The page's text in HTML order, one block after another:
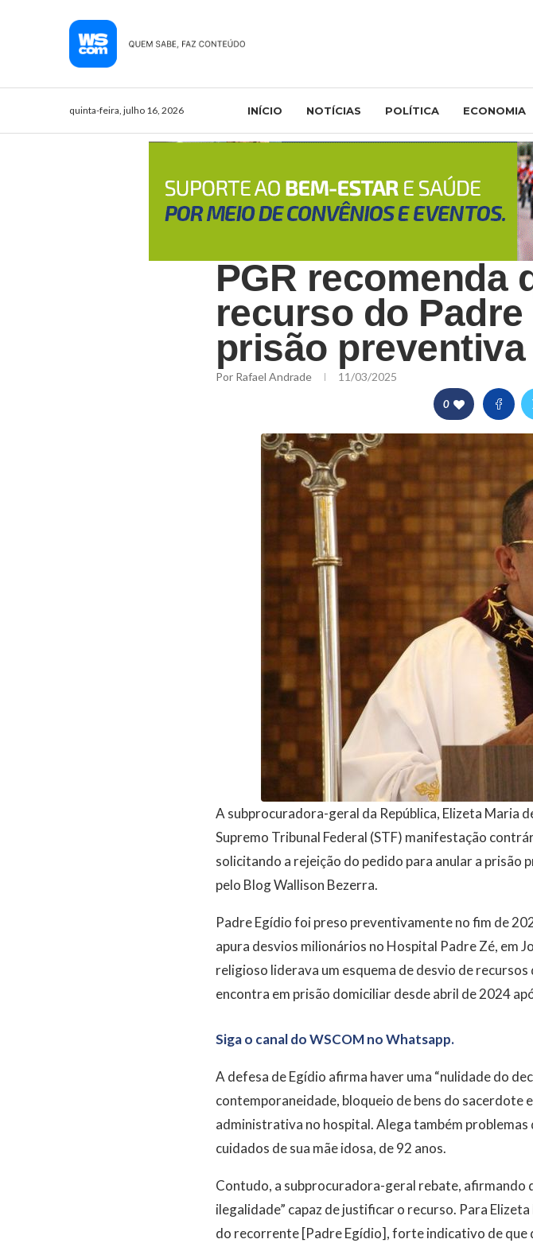
quinta-feira, julho 16, 2026 INÍCIO NOTÍCIAS POLÍTICA ECONOMIA
PGR recomenda
recurso do
prisão preventiva
Por Rafael Andrade 11/03/2025
0
A subprocuradora-geral da República, Elizeta Maria
Supremo Tribunal Federal (STF) manifestação
solicitando a rejeição do pedido para anular a
pelo Blog Wallison Bezerra.
Padre Egídio foi preso preventivamente no fim de
apura desvios milionários no Hospital Padre Zé, em
religioso liderava um esquema de desvio de
encontra em prisão domiciliar desde abril de 2024
Siga o canal do WSCOM no Whatsapp.
A defesa de Egídio afirma haver uma “nulidade do
contemporaneidade, bloqueio de bens do sacerdote
administrativa no hospital. Alega também problemas
cuidados de sua mãe idosa, de 92 anos.
Contudo, a subprocuradora-geral rebate, afirmando
ilegalidade” capaz de justificar o recurso. Para
do recorrente [Padre Egídio], forte indicativo de que